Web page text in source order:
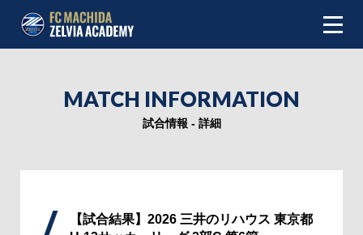
MATCH INFORMATION
試合情報 - 詳細
【試合結果】2026 三井のリハウス 東京都